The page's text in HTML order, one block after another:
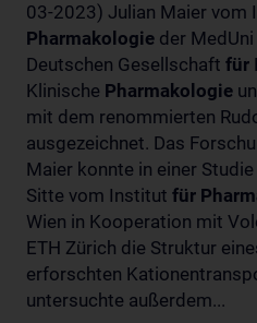
03-2023) Julian Maier vom
Pharmakologie der
Deutschen Gesellschaft für
Klinische Pharmakologie
mit dem renommierten
ausgezeichnet. Das
Maier konnte in einer
Sitte vom Institut für
Wien in Kooperation mit
ETH Zürich die Struktur
erforschten
untersuchte außerdem...